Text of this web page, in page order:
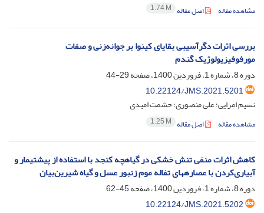
مشاهده مقاله اصل مقاله 1.74 M
بررسی اثرات دگرآسیبی بقایای کینوا بر جوانه‌زنی و صفات
مورفوفیزیولوژیک گندم
دوره 8، شماره 1، فروردین 1400، صفحه
29-44
10.22124/JMS.2021.5201
نسیم امرایی؛ علی منصوری؛ حشمت امیدی
مشاهده مقاله اصل مقاله 1.25 M
کاهش اثرات منفی تنش خشکی در گیاهچه کنجد با استفاده از پیش‏تیمار و
آبیاری‌کردن با عصاره‏های تفاله موم زنبور عسل و گیاه شیرین‌بیان
دوره 8، شماره 1، فروردین 1400، صفحه
45-62
10.22124/JMS.2021.5202